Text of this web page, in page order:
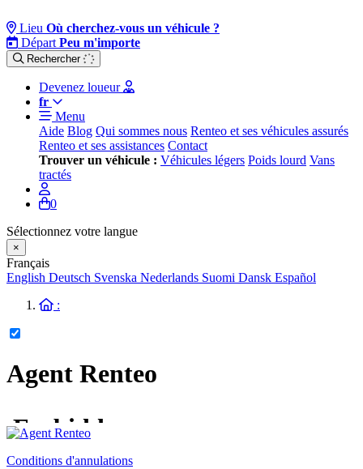
Lieu Où cherchez-vous un véhicule ?
Départ Peu m'importe
Rechercher
Devenez loueur
fr
Menu
Aide Blog Qui sommes nous Renteo et ses véhicules assurés
Renteo et ses assistances Contact
Trouver un véhicule : Véhicules légers Poids lourd Vans
tractés
0
Sélectionnez votre langue
×
Français
English Deutsch Svenska Nederlands Suomi Dansk Español
:
Agent Renteo
Conditions d'annulations